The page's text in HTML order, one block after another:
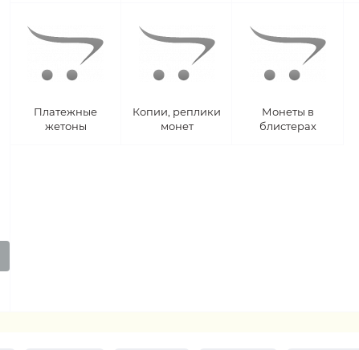
Платежные
жетоны
Копии, реплики
монет
Монеты в
блистерах